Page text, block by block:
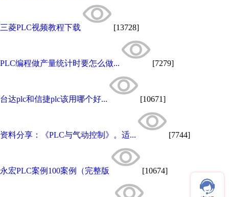
三菱PLC视频教程下载 [13728]
PLC编程做产量统计时要怎么做... [7279]
台达plc和信捷plc该用哪个好... [10671]
资料分享：《PLC与气动控制》。适... [7744]
永宏PLC案例100案例（完整版 [10674]